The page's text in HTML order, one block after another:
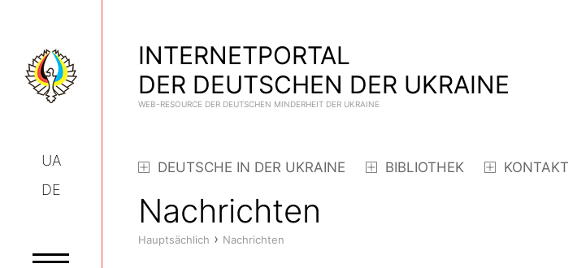
UA
DE
INTERNETPORTAL
DER DEUTSCHEN DER UKRAINE
WEB-RESOURCE DER DEUTSCHEN MINDERHEIT DER UKRAINE
DEUTSCHE IN DER UKRAINE BIBLIOTHEK KONTAKT
Nachrichten
Hauptsächlich › Nachrichten